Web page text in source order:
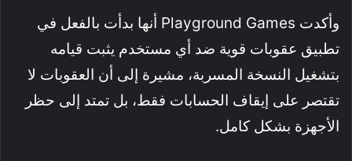
وأكدت Playground Games أنها بدأت بالفعل في
تطبيق عقوبات قوية ضد أي مستخدم يثبت قيامه
بتشغيل النسخة المسربة، مشيرة إلى أن العقوبات لا
تقتصر على إيقاف الحسابات فقط، بل تمتد إلى حظر
الأجهزة بشكل كامل.